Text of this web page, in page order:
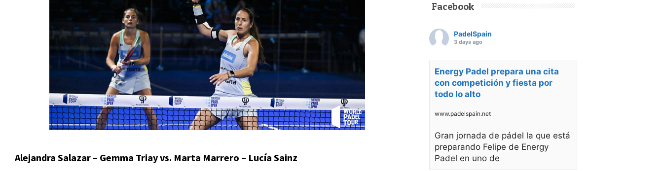
Alejandra Salazar – Gemma Triay vs. Marta Marrero – Lucía Sainz
Facebook
PadelSpain
3 days ago
Energy Padel prepara una cita
con competición y fiesta por
todo lo alto
www.padelspain.net
Gran jornada de pádel la que está
preparando Felipe de Energy
Padel en uno de